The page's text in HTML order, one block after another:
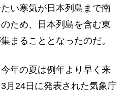
い寒気が日本列島まで南
ため、日本列島を含む東
まることとなったのだ。
年の夏は例年より早く来
月24日に発表された気象庁